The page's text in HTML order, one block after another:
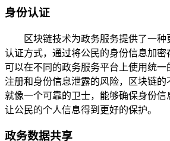
身份认证
区块链技术为政务服务提供了一
认证方式，通过将公民的身份信息加密
可以在不同的政务服务平台上使用统一
注册和身份信息泄露的风险，区块链的
就像一个可靠的卫士，能够确保身份信
让公民的个人信息得到更好的保护。
政务数据共享